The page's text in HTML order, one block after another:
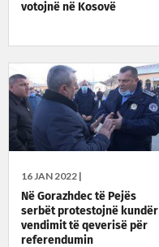
votojnë në Kosovë
16 JAN 2022 |
Në Gorazhdec të Pejës
serbët protestojnë kundër
vendimit të qeverisë për
referendumin